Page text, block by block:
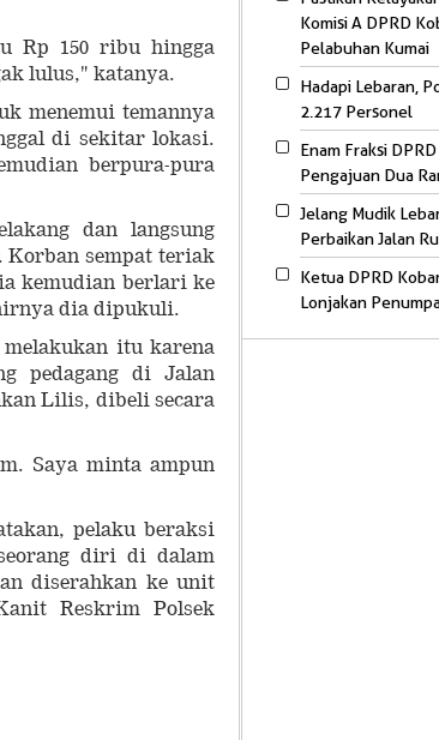
Rp 150 ribu hingga
lulus," katanya.
menemui temannya
di sekitar lokasi.
berpura-pura
dan langsung
Korban sempat teriak
kemudian berlari ke
dia dipukuli.
itu karena
pedagang di Jalan
Lilis, dibeli secara
Saya minta ampun
pelaku beraksi
diri di dalam
diserahkan ke unit
Reskrim Polsek
Komisi A DPRD
Pelabuhan Kumai
Hadapi Lebaran,
2.217 Personel
Enam Fraksi
Pengajuan Dua
Jelang Mudik
Perbaikan Jalan
Ketua DPRD
Lonjakan